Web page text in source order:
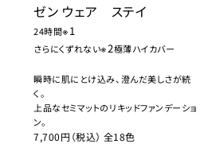
ゼン ウェア ステイ
24時間※1
さらにくずれない※2極薄ハイカバー
瞬時に肌にとけ込み、澄んだ美しさが続
く。
上品なセミマットのリキッドファンデーショ
ン。
7,700円（税込） 全18色